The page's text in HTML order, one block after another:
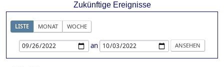
Zukünftige Ereignisse
LISTE MONAT WOCHE
an